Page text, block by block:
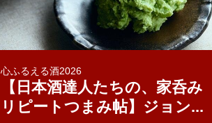
心ふるえる酒2026
【日本酒達人たちの、家呑み
リピートつまみ帖】ジョン...